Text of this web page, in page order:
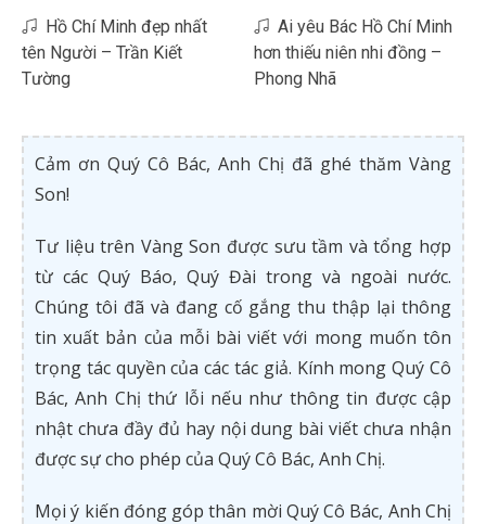
Hồ Chí Minh đẹp nhất
tên Người – Trần Kiết
Tường
Ai yêu Bác Hồ Chí Minh
hơn thiếu niên nhi đồng –
Phong Nhã
Cảm ơn Quý Cô Bác, Anh Chị đã ghé thăm Vàng
Son!
Tư liệu trên Vàng Son được sưu tầm và tổng hợp
từ các Quý Báo, Quý Đài trong và ngoài nước.
Chúng tôi đã và đang cố gắng thu thập lại thông
tin xuất bản của mỗi bài viết với mong muốn tôn
trọng tác quyền của các tác giả. Kính mong Quý Cô
Bác, Anh Chị thứ lỗi nếu như thông tin được cập
nhật chưa đầy đủ hay nội dung bài viết chưa nhận
được sự cho phép của Quý Cô Bác, Anh Chị.
Mọi ý kiến đóng góp thân mời Quý Cô Bác, Anh Chị